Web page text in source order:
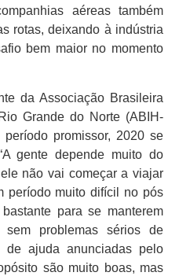
aéreas também
rotas, deixando à indústria
bem maior no momento
da Associação Brasileira
Grande do Norte (ABIH-
promissor, 2020 se
gente depende muito do
não vai começar a viajar
período muito difícil no pós
para se manterem
problemas sérios de
de ajuda anunciadas pelo
são muito boas, mas